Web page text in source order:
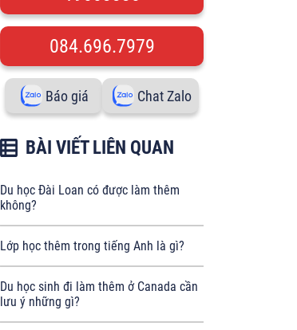
084.696.7979
Báo giá Chat Zalo
BÀI VIẾT LIÊN QUAN
Du học Đài Loan có được làm thêm
không?
Lớp học thêm trong tiếng Anh là gì?
Du học sinh đi làm thêm ở Canada cần
lưu ý những gì?